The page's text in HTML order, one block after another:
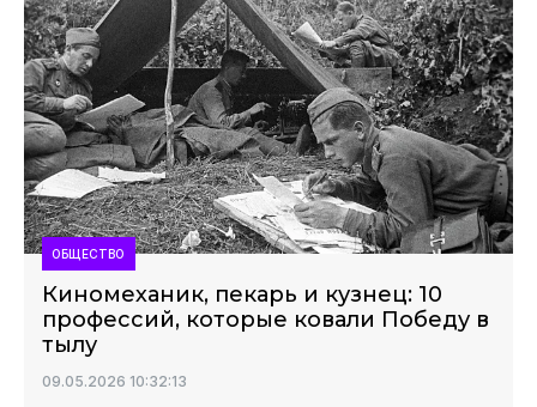
ОБЩЕСТВО
Киномеханик, пекарь и кузнец: 10
профессий, которые ковали Победу в
тылу
09.05.2026 10:32:13